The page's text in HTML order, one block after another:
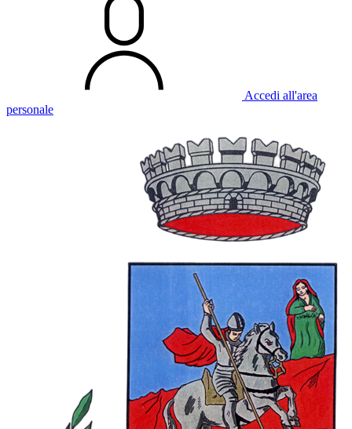
Accedi all'area
personale